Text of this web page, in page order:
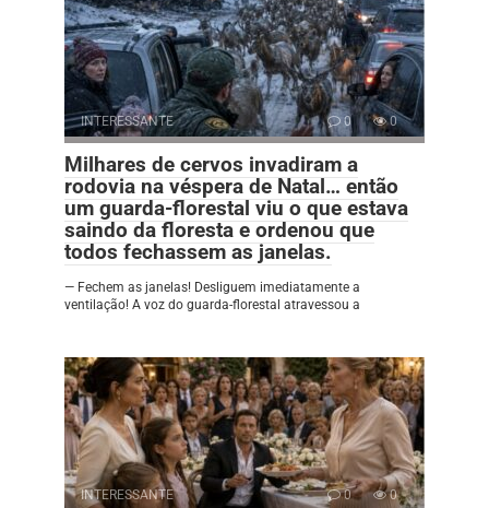
INTERESSANTE 0 0
Milhares de cervos invadiram a
rodovia na véspera de Natal… então
um guarda-florestal viu o que estava
saindo da floresta e ordenou que
todos fechassem as janelas.
— Fechem as janelas! Desliguem imediatamente a
ventilação! A voz do guarda-florestal atravessou a
INTERESSANTE 0 0